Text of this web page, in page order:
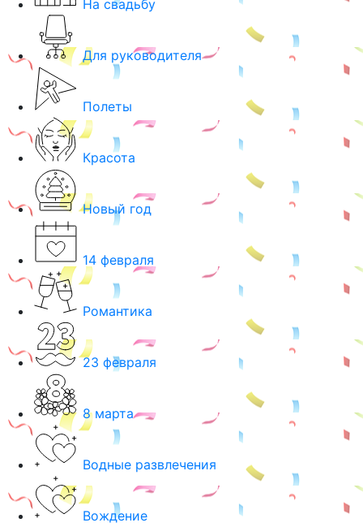
На свадьбу
Для руководителя
Полеты
Красота
Новый год
14 февраля
Романтика
23 февраля
8 марта
Водные развлечения
Вождение